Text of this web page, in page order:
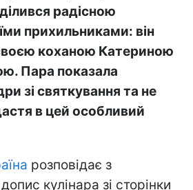
радісною
прихильниками: він
коханою Катериною
Пара показала
зі святкування та не
в цей особливий
розповідає з
кулінара зі сторінки